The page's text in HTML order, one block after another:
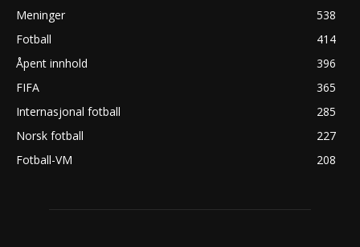
Meninger
538
Fotball
414
Åpent innhold
396
FIFA
365
Internasjonal fotball
285
Norsk fotball
227
Fotball-VM
208